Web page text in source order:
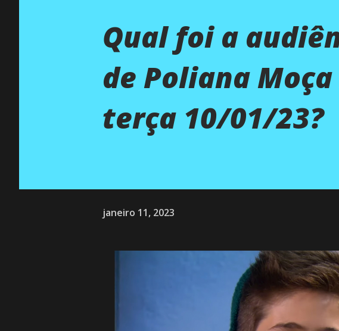
Qual foi a
de Poliana
terça 10/01/23?
janeiro 11, 2023